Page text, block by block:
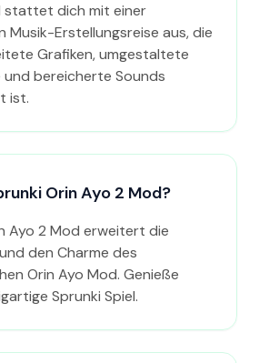
stattet dich mit einer
Musik-Erstellungsreise aus, die
Grafiken, umgestaltete
bereicherte Sounds
ist.
Orin Ayo 2 Mod?
Ayo 2 Mod erweitert die
den Charme des
Orin Ayo Mod. Genieße
Sprunki Spiel.